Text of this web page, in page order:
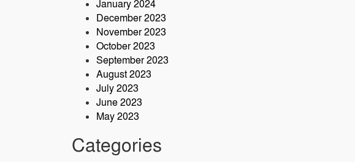
January 2024
December 2023
November 2023
October 2023
September 2023
August 2023
July 2023
June 2023
May 2023
Categories